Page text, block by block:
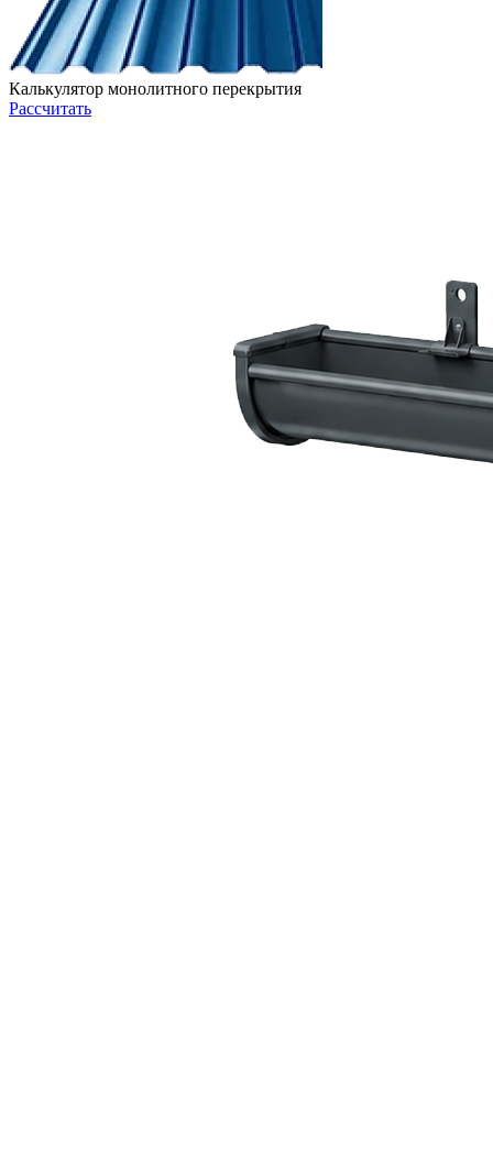
Калькулятор монолитного перекрытия
Рассчитать